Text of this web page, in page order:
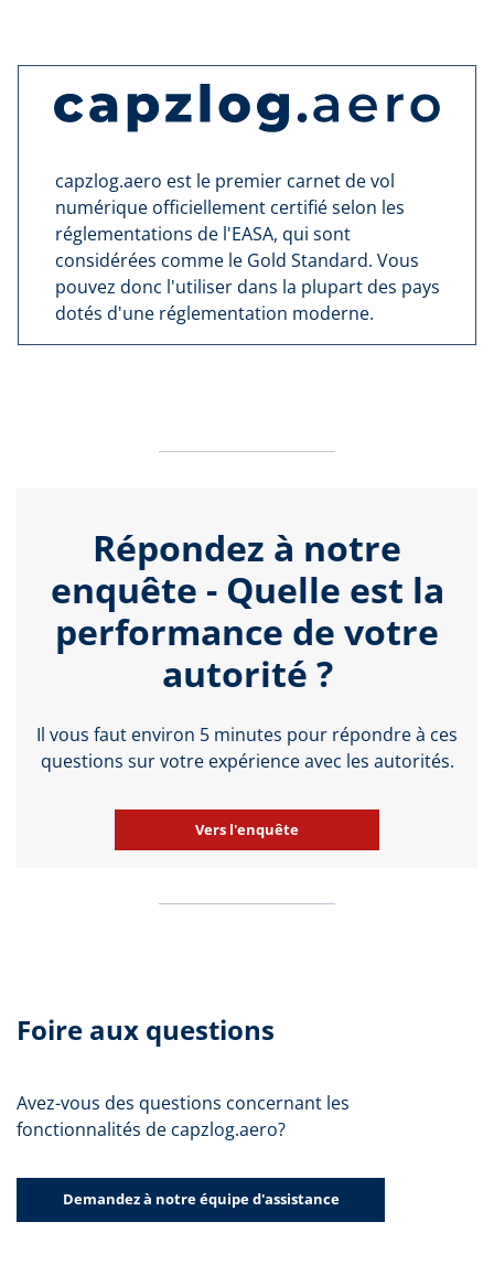
capzlog.aero est le premier carnet de vol
numérique officiellement certifié selon les
réglementations de l'EASA, qui sont
considérées comme le Gold Standard. Vous
pouvez donc l'utiliser dans la plupart des pays
dotés d'une réglementation moderne.
Répondez à notre
enquête - Quelle est la
performance de votre
autorité ?
Il vous faut environ 5 minutes pour répondre à ces
questions sur votre expérience avec les autorités.
Vers l'enquête
Foire aux questions
Avez-vous des questions concernant les
fonctionnalités de capzlog.aero?
Demandez à notre équipe d'assistance